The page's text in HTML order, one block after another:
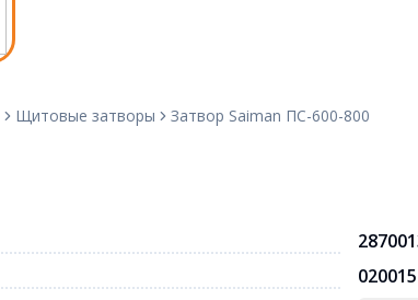
Щитовые затворы Затвор Saiman ПС-600-800